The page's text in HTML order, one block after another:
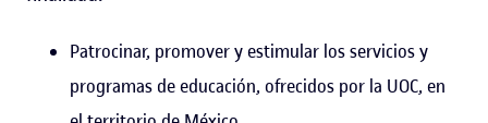
Patrocinar, promover y estimular los servicios y
programas de educación, ofrecidos por la UOC, en